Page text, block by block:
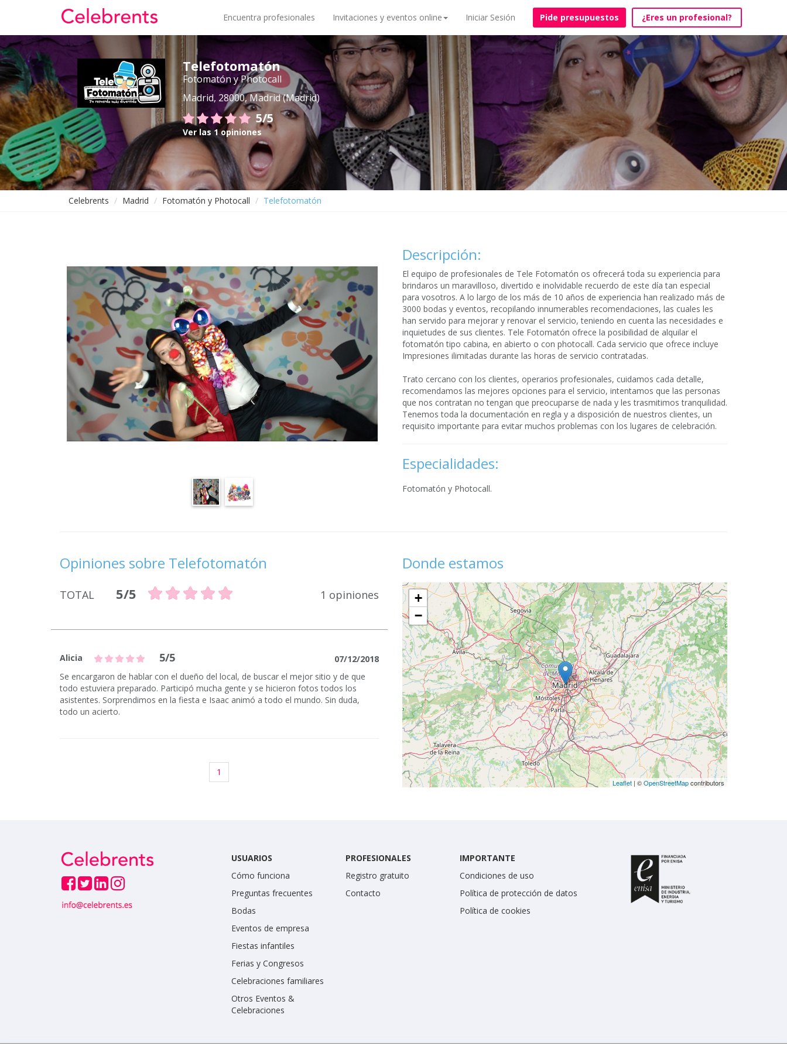
Encuentra profesionales Invitaciones y eventos online Iniciar Sesión Pide presupuestos ¿Eres un profesional?
Telefotomatón
Fotomatón y Photocall
Madrid, 28000, Madrid (Madrid)
5/5
Ver las 1 opiniones
Celebrents Madrid Fotomatón y Photocall Telefotomatón
Descripción:
El equipo de profesionales de Tele Fotomatón os ofrecerá toda su experiencia para
brindaros un maravilloso, divertido e inolvidable recuerdo de este día tan especial
para vosotros. A lo largo de los más de 10 años de experiencia han realizado más de
3000 bodas y eventos, recopilando innumerables recomendaciones, las cuales les
han servido para mejorar y renovar el servicio, teniendo en cuenta las necesidades e
inquietudes de sus clientes. Tele Fotomatón ofrece la posibilidad de alquilar el
fotomatón tipo cabina, en abierto o con photocall. Cada servicio que ofrece incluye
Impresiones ilimitadas durante las horas de servicio contratadas.
Trato cercano con los clientes, operarios profesionales, cuidamos cada detalle,
recomendamos las mejores opciones para el servicio, intentamos que las personas
que nos contratan no tengan que preocuparse de nada y les trasmitimos tranquilidad.
Tenemos toda la documentación en regla y a disposición de nuestros clientes, un
requisito importante para evitar muchos problemas con los lugares de celebración.
Especialidades:
Fotomatón y Photocall.
Opiniones sobre Telefotomatón
TOTAL 5/5 1 opiniones
Alicia 5/5
07/12/2018
Se encargaron de hablar con el dueño del local, de buscar el mejor sitio y de que
todo estuviera preparado. Participó mucha gente y se hicieron fotos todos los
asistentes. Sorprendimos en la fiesta e Isaac animó a todo el mundo. Sin duda,
todo un acierto.
1
Donde estamos
+
−
Leaflet | ©OpenStreetMapcontributors
USUARIOS
Cómo funciona
Preguntas frecuentes
Bodas
Eventos de empresa
Fiestas infantiles
Ferias y Congresos
Celebraciones familiares
Otros Eventos &
Celebraciones
PROFESIONALES
Registro gratuito
Contacto
IMPORTANTE
Condiciones de uso
Política de protección de datos
Política de cookies